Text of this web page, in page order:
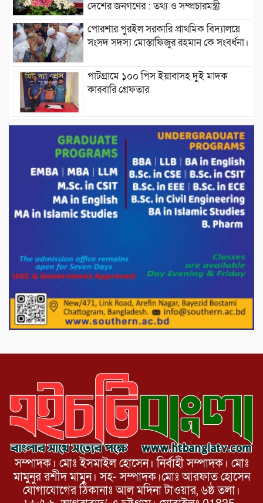
দেশের জনগণের : তথ্য ও সম্প্রচারমন্ত্রী
পোরশার পুরইল সরকারি প্রাথমিক বিদ্যালয়ে
সংসদ সদস্য মোস্তাফিজুর রহমান কে সংবর্ধনা।
পাটগ্রামে ১০০ পিস ইয়াবাসহ দুই মাদক
কারবারি গ্রেফতার
ড্যাবের ৩৭তম প্রতিষ্ঠাবার্ষিকীতে প্রধানমন্ত্রী
তারেক রহমান।
চন্দনাইশের হাশিমপুর ৪ নং ওয়ার্ডে ৫’শতাধিক
হতদরিদ্র পরিবারের মাঝে খাদ্যসামগ্রী বিতরণ
করেন মনজুর মোরশেদ
পরিবেশ রক্ষায় পাটগ্রামে ইহসান ইয়ুথ
মিরপুর-১১ নম্বরে দুর্বৃত্তদের গুলিতে বিএনপি
নেতা গুরুতর আহত
পাটগ্রামে চিকিৎসা সেবায় বীর মুক্তিযোদ্ধা দবির
উদ্দিন ফাউন্ডেশন
সম্পাদক। মোঃ ইসমাইল হোসেন। নির্বাহী সম্পাদক। মোঃ
মামুনুর রশীদ মামুন। সহ- সম্পাদক।মোঃ আরফাত হোসেন
যোগাযোগের ঠিকানাঃ আল মদিনা টাওয়ার, ৬ষ্ঠ তলা।